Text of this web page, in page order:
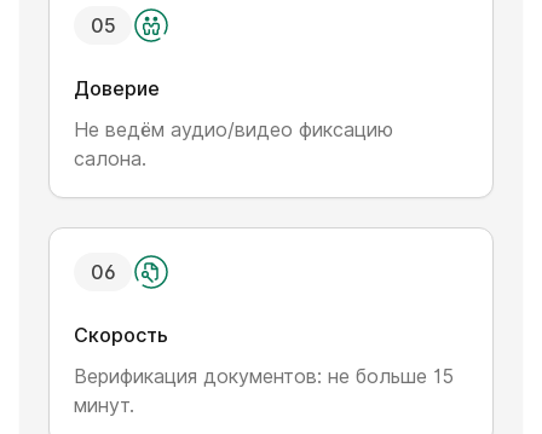
05
Доверие
Не ведём аудио/видео фиксацию
салона.
06
Скорость
Верификация документов: не больше 15
минут.